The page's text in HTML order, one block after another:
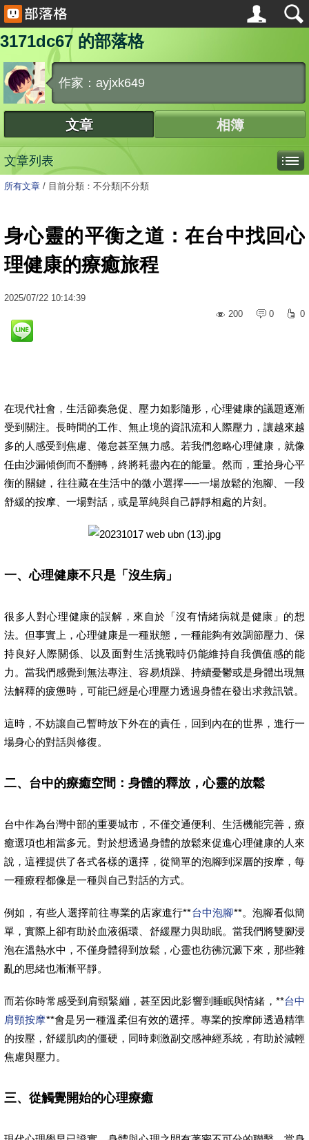
3171dc67 的部落格
作家：ayjxk649
文章 相簿
文章列表
所有文章 / 目前分類：不分類|不分類
身心靈的平衡之道：在台中找回心
理健康的療癒旅程
2025/07/22 10:14:39
200
0 0
在現代社會，生活節奏急促、壓力如影隨形，心理健康的議題逐漸
受到關注。長時間的工作、無止境的資訊流和人際壓力，讓越來越
多的人感受到焦慮、倦怠甚至無力感。若我們忽略心理健康，就像
任由沙漏傾倒而不翻轉，終將耗盡內在的能量。然而，重拾身心平
衡的關鍵，往往藏在生活中的微小選擇──一場放鬆的泡腳、一段
舒緩的按摩、一場對話，或是單純與自己靜靜相處的片刻。
一、心理健康不只是「沒生病」
很多人對心理健康的誤解，來自於「沒有情緒病就是健康」的想
法。但事實上，心理健康是一種狀態，一種能夠有效調節壓力、保
持良好人際關係、以及面對生活挑戰時仍能維持自我價值感的能
力。當我們感覺到無法專注、容易煩躁、持續憂鬱或是身體出現無
法解釋的疲憊時，可能已經是心理壓力透過身體在發出求救訊號。
這時，不妨讓自己暫時放下外在的責任，回到內在的世界，進行一
場身心的對話與修復。
二、台中的療癒空間：身體的釋放，心靈的放鬆
台中作為台灣中部的重要城市，不僅交通便利、生活機能完善，療
癒選項也相當多元。對於想透過身體的放鬆來促進心理健康的人來
說，這裡提供了各式各樣的選擇，從簡單的泡腳到深層的按摩，每
一種療程都像是一種與自己對話的方式。
例如，有些人選擇前往專業的店家進行**台中泡腳**。泡腳看似簡
單，實際上卻有助於血液循環、舒緩壓力與助眠。當我們將雙腳浸
泡在溫熱水中，不僅身體得到放鬆，心靈也彷彿沉澱下來，那些雜
亂的思緒也漸漸平靜。
而若你時常感受到肩頸緊繃，甚至因此影響到睡眠與情緒，**台中
肩頸按摩**會是另一種溫柔但有效的選擇。專業的按摩師透過精準
的按壓，舒緩肌肉的僵硬，同時刺激副交感神經系統，有助於減輕
焦慮與壓力。
三、從觸覺開始的心理療癒